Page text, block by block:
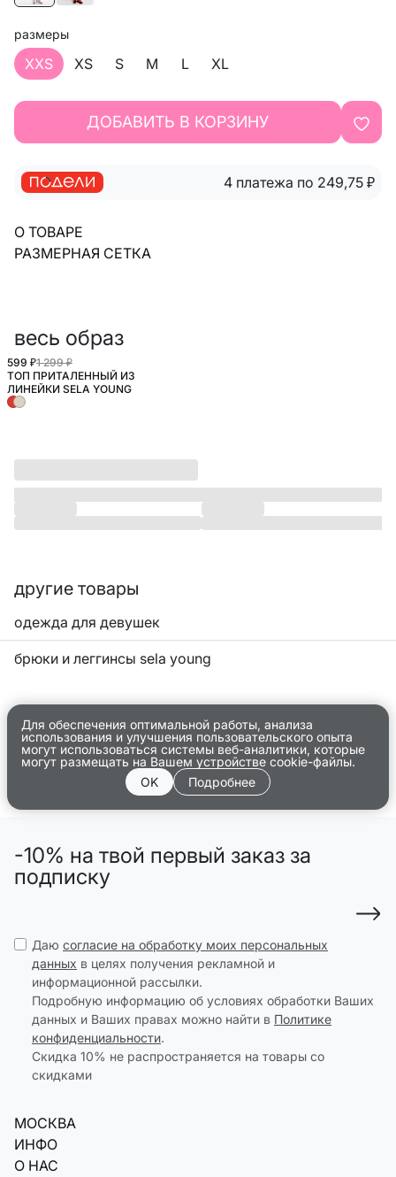
размеры
XXS XS S M L XL
ДОБАВИТЬ В КОРЗИНУ
4 платежа по 249,75 ₽
О ТОВАРЕ
РАЗМЕРНАЯ СЕТКА
весь образ
599 ₽1 299 ₽
ТОП ПРИТАЛЕННЫЙ ИЗ
ЛИНЕЙКИ SELA YOUNG
другие товары
одежда для девушек
брюки и леггинсы sela young
Для обеспечения оптимальной работы, анализа
использования и улучшения пользовательского опыта
могут использоваться системы веб-аналитики, которые
могут размещать на Вашем устройстве cookie-файлы.
OK
Подробнее
-10% на твой первый заказ за
подписку
Даю согласие на обработку моих персональных
данных в целях получения рекламной и
информационной рассылки.
Подробную информацию об условиях обработки Ваших
данных и Ваших правах можно найти в Политике
конфиденциальности.
Скидка 10% не распространяется на товары со
скидками
МОСКВА
ИНФО
О НАС